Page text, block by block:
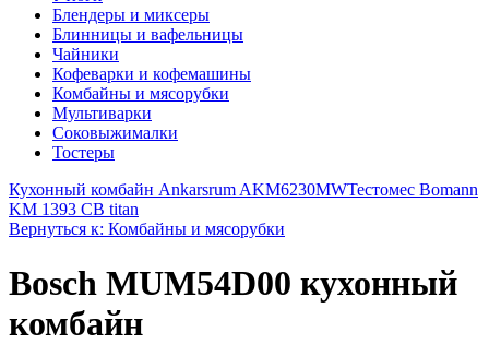
Блендеры и миксеры
Блинницы и вафельницы
Чайники
Кофеварки и кофемашины
Комбайны и мясорубки
Мультиварки
Соковыжималки
Тостеры
Кухонный комбайн Ankarsrum AKM6230MWТестомес Bomann
KM 1393 CB titan
Вернуться к: Комбайны и мясорубки
Bosch MUM54D00 кухонный
комбайн